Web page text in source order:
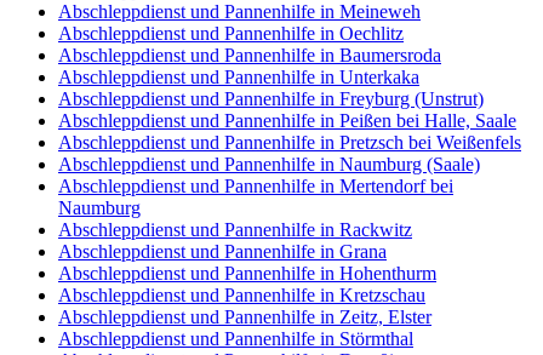
Abschleppdienst und Pannenhilfe in Meineweh
Abschleppdienst und Pannenhilfe in Oechlitz
Abschleppdienst und Pannenhilfe in Baumersroda
Abschleppdienst und Pannenhilfe in Unterkaka
Abschleppdienst und Pannenhilfe in Freyburg (Unstrut)
Abschleppdienst und Pannenhilfe in Peißen bei Halle, Saale
Abschleppdienst und Pannenhilfe in Pretzsch bei Weißenfels
Abschleppdienst und Pannenhilfe in Naumburg (Saale)
Abschleppdienst und Pannenhilfe in Mertendorf bei
Naumburg
Abschleppdienst und Pannenhilfe in Rackwitz
Abschleppdienst und Pannenhilfe in Grana
Abschleppdienst und Pannenhilfe in Hohenthurm
Abschleppdienst und Pannenhilfe in Kretzschau
Abschleppdienst und Pannenhilfe in Zeitz, Elster
Abschleppdienst und Pannenhilfe in Störmthal